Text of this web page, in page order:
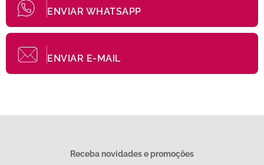
ENVIAR WHATSAPP
ENVIAR E-MAIL
Receba novidades e promoções